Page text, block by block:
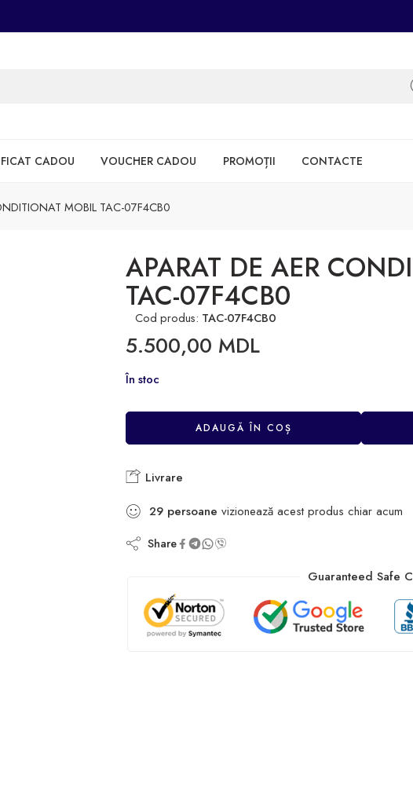
CADOU VOUCHER CADOU PROMOȚII CONTACTE
MOBIL TAC-07F4CB0
APARAT DE AER
TAC-07F4CB0
Cod produs: TAC-07F4CB0
5.500,00 MDL
În stoc
ADAUGĂ ÎN COȘ
Livrare
29 persoane vizionează acest produs chiar acum
Share
Guaranteed Safe